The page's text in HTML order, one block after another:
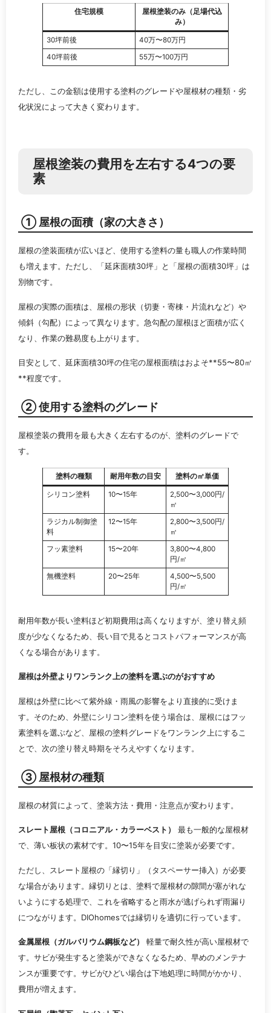
住宅規模
屋根塗装のみ（足場代込
み）
30坪前後
40万〜80万円
40坪前後
55万〜100万円
ただし、この金額は使用する塗料のグレードや屋根材の種類・劣
化状況によって大きく変わります。
屋根塗装の費用を左右する4つの要
素
① 屋根の面積（家の大きさ）
屋根の塗装面積が広いほど、使用する塗料の量も職人の作業時間
も増えます。ただし、「延床面積30坪」と「屋根の面積30坪」は
別物です。
屋根の実際の面積は、屋根の形状（切妻・寄棟・片流れなど）や
傾斜（勾配）によって異なります。急勾配の屋根ほど面積が広く
なり、作業の難易度も上がります。
目安として、延床面積30坪の住宅の屋根面積はおよそ**55〜80㎡
**程度です。
② 使用する塗料のグレード
屋根塗装の費用を最も大きく左右するのが、塗料のグレードで
す。
塗料の種類 耐用年数の目安 塗料の㎡単価
シリコン塗料 10〜15年
2,500〜3,000円/
㎡
ラジカル制御塗
料
12〜15年
2,800〜3,500円/
㎡
フッ素塗料
15〜20年
3,800〜4,800
円/㎡
無機塗料
20〜25年
4,500〜5,500
円/㎡
耐用年数が長い塗料ほど初期費用は高くなりますが、塗り替え頻
度が少なくなるため、長い目で見るとコストパフォーマンスが高
くなる場合があります。
屋根は外壁よりワンランク上の塗料を選ぶのがおすすめ
屋根は外壁に比べて紫外線・雨風の影響をより直接的に受けま
す。そのため、外壁にシリコン塗料を使う場合は、屋根にはフッ
素塗料を選ぶなど、屋根の塗料グレードをワンランク上にするこ
とで、次の塗り替え時期をそろえやすくなります。
③ 屋根材の種類
屋根の材質によって、塗装方法・費用・注意点が変わります。
スレート屋根（コロニアル・カラーベスト）
最も一般的な屋根材
で、薄い板状の素材です。10〜15年を目安に塗装が必要です。
ただし、スレート屋根の「縁切り」（タスペーサー挿入）が必要
な場合があります。縁切りとは、塗料で屋根材の隙間が塞がれな
いようにする処理で、これを省略すると雨水が逃げられず雨漏り
につながります。DIOhomesでは縁切りを適切に行っています。
金属屋根（ガルバリウム鋼板など）
軽量で耐久性が高い屋根材で
す。サビが発生すると塗装ができなくなるため、早めのメンテナ
ンスが重要です。サビがひどい場合は下地処理に時間がかかり、
費用が増えます。